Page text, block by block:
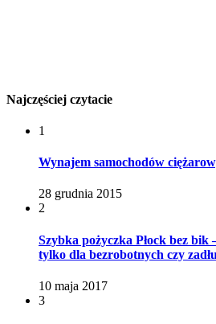
Najczęściej czytacie
1
Wynajem samochodów
28 grudnia 2015
2
Szybka pożyczka Płock bez bik
tylko dla bezrobotnych czy
10 maja 2017
3